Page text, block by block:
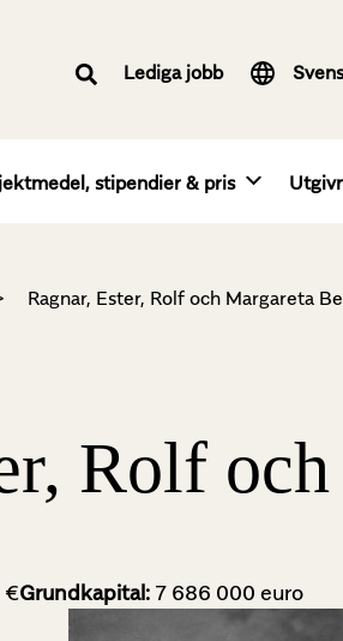
Lediga jobb English
stipendier & pris
Ragnar, Ester, Rolf och Margareta
Rolf
€Grundkapital: 7 686 000 euro